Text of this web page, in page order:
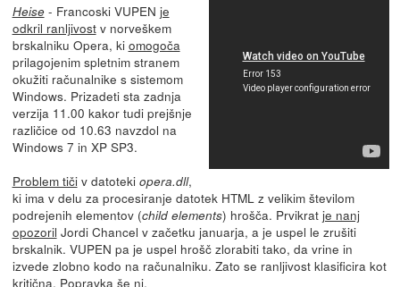
Heise- Francoski VUPEN je
odkril ranljivostv norveškem
brskalniku Opera, ki omogoča
prilagojenim spletnim stranem
okužiti računalnike s sistemom
Windows. Prizadeti sta zadnja
verzija 11.00 kakor tudi prejšnje
različice od 10.63 navzdol na
Windows 7 in XP SP3.
Problem tičiv datoteki opera.dll,
ki ima v delu za procesiranje datotek HTML z velikim številom
podrejenih elementov (child elements) hrošča. Prvikrat je nanj
opozoril Jordi Chancel v začetku januarja, a je uspel le zrušiti
brskalnik. VUPEN pa je uspel hrošč zlorabiti tako, da vrine in
izvede zlobno kodo na računalniku. Zato se ranljivost klasificira kot
kritična. Popravka še ni.